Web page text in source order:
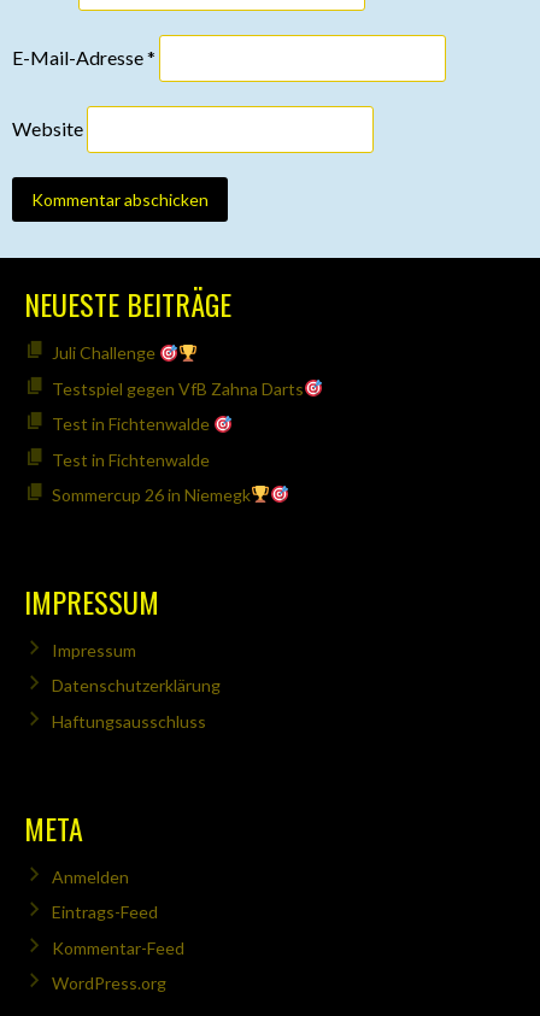
E-Mail-Adresse*
Website
NEUESTE BEITRÄGE
Juli Challenge
Testspiel gegen VfB Zahna Darts
Test in Fichtenwalde
Test in Fichtenwalde
Sommercup 26 in Niemegk
IMPRESSUM
Impressum
Datenschutzerklärung
Haftungsausschluss
META
Anmelden
Eintrags-Feed
Kommentar-Feed
WordPress.org